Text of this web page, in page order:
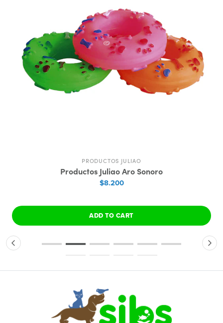
PRODUCTOS JULIAO
Productos Juliao Aro Sonoro
$8.200
ADD TO CART